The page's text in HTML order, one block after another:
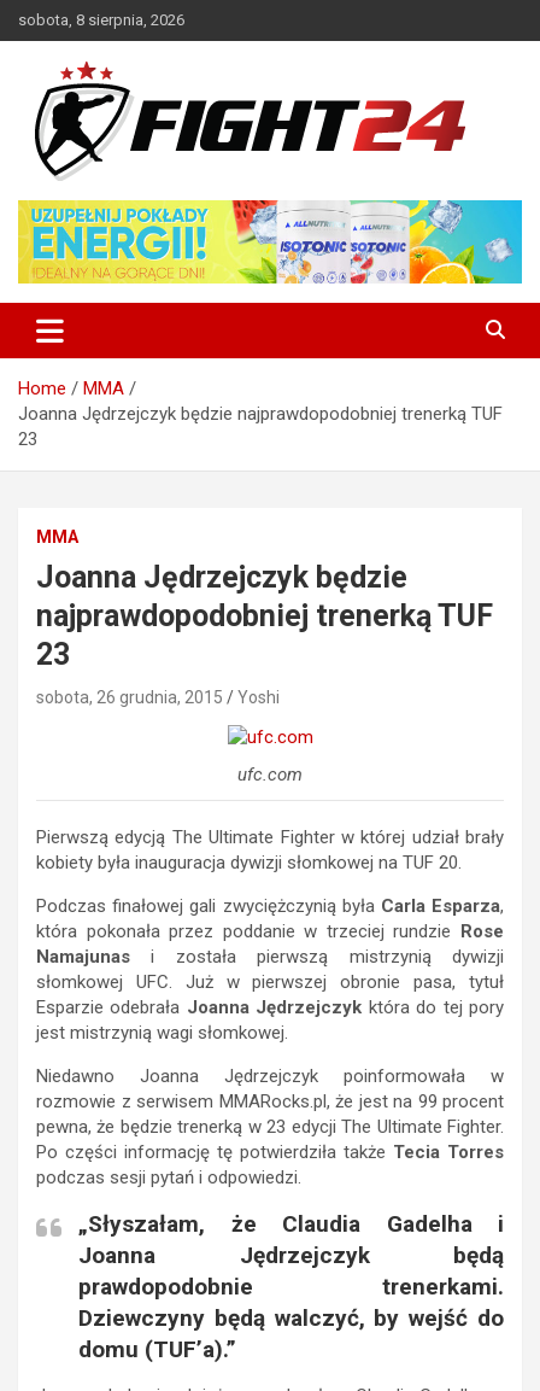
to
sobota, 8 sierpnia, 2026
FIGHT24.PL – MMA i K-1, UFC
Home
MMA
Joanna Jędrzejczyk będzie najprawdopodobniej trenerką TUF
23
MMA
Joanna Jędrzejczyk będzie
najprawdopodobniej trenerką TUF
23
sobota, 26 grudnia, 2015 Yoshi
ufc.com
Pierwszą edycją The Ultimate Fighter w której udział brały
kobiety była inauguracja dywizji słomkowej na TUF 20.
Podczas finałowej gali zwyciężczynią była Carla Esparza,
która pokonała przez poddanie w trzeciej rundzie Rose
Namajunas i została pierwszą mistrzynią dywizji
słomkowej UFC. Już w pierwszej obronie pasa, tytuł
Esparzie odebrała Joanna Jędrzejczyk która do tej pory
jest mistrzynią wagi słomkowej.
Niedawno Joanna Jędrzejczyk poinformowała w
rozmowie z serwisem MMARocks.pl, że jest na 99 procent
pewna, że będzie trenerką w 23 edycji The Ultimate Fighter.
Po części informację tę potwierdziła także Tecia Torres
podczas sesji pytań i odpowiedzi.
„Słyszałam, że Claudia Gadelha i
Joanna Jędrzejczyk będą
prawdopodobnie trenerkami.
Dziewczyny będą walczyć, by wejść do
domu (TUF’a).”